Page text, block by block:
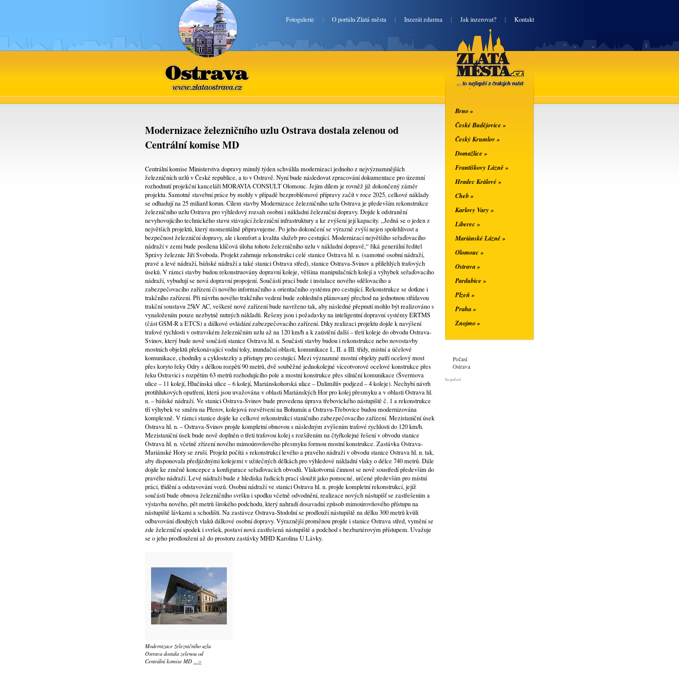
Fotogalerie | O portálu Zlatá města | Inzerát zdarma | Jak inzerovat? | Kontakt
Ostrava
www.zlataostrava.cz
Modernizace železničního uzlu Ostrava dostala zelenou od
Centrální komise MD
Centrální komise Ministerstva dopravy minulý týden schválila modernizaci jednoho z nejvýznamnějších
železničních uzlů v České republice, a to v Ostravě. Nyní bude následovat zpracování dokumentace pro územní
rozhodnutí projekční kanceláří MORAVIA CONSULT Olomouc. Jejím dílem je rovněž již dokončený záměr
projektu. Samotné stavební práce by mohly v případě bezproblémové přípravy začít v roce 2025, celkové náklady
se odhadují na 25 miliard korun. Cílem stavby Modernizace železničního uzlu Ostrava je především rekonstrukce
železničního uzlu Ostrava pro výhledový rozsah osobní i nákladní železniční dopravy. Dojde k odstranění
nevyhovujícího technického stavu stávající železniční infrastruktury a ke zvýšení její kapacity. „Jedná se o jeden z
největších projektů, který momentálně připravujeme. Po jeho dokončení se výrazně zvýší nejen spolehlivost a
bezpečnost železniční dopravy, ale i komfort a kvalita služeb pro cestující. Modernizací největšího seřaďovacího
nádraží v zemi bude posílena klíčová úloha tohoto železničního uzlu v nákladní dopravě,“ říká generální ředitel
Správy železnic Jiří Svoboda. Projekt zahrnuje rekonstrukci celé stanice Ostrava hl. n. (samotné osobní nádraží,
pravé a levé nádraží, báňské nádraží a také stanici Ostrava střed), stanice Ostrava-Svinov a přilehlých traťových
úseků. V rámci stavby budou rekonstruovány dopravní koleje, většina manipulačních kolejí a výhybek seřaďovacího
nádraží, vybudují se nová dopravní propojení. Součástí prací bude i instalace nového sdělovacího a
zabezpečovacího zařízení či nového informačního a orientačního systému pro cestující. Rekonstrukce se dotkne i
trakčního zařízení. Při návrhu nového trakčního vedení bude zohledněn plánovaný přechod na jednotnou střídavou
trakční soustavu 25kV AC, veškeré nové zařízení bude navrženo tak, aby následné přepnutí mohlo být realizováno s
vynaložením pouze nezbytně nutných nákladů. Řešeny jsou i požadavky na inteligentní dopravní systémy ERTMS
(část GSM-R a ETCS) a dálkové ovládání zabezpečovacího zařízení. Díky realizaci projektu dojde k navýšení
traťové rychlosti v ostravském železničním uzlu až na 120 km/h a k zaústění další – třetí koleje do obvodu Ostrava-
Svinov, který bude nově součástí stanice Ostrava hl. n. Součástí stavby budou i rekonstrukce nebo novostavby
mostních objektů překonávající vodní toky, inundační oblasti, komunikace I., II. a III. třídy, místní a účelové
komunikace, chodníky a cyklostezky a přístupy pro cestující. Mezi významné mostní objekty patří ocelový most
přes koryto řeky Odry s délkou rozpětí 90 metrů, dvě souběžné jednokolejné víceotvorové ocelové konstrukce přes
řeku Ostravici s rozpětím 63 metrů rozhodujícího pole a mostní konstrukce přes silniční komunikace (Švermova
ulice – 11 kolejí, Hlučínská ulice – 6 kolejí, Mariánskohorská ulice – Dalimilův podjezd – 4 koleje). Nechybí návrh
protihlukových opatření, která jsou uvažována v oblasti Mariánských Hor pro kolej přesmyku a v oblasti Ostrava hl.
n. – báňské nádraží. Ve stanici Ostrava-Svinov bude provedena úprava třebovického nástupiště č. 1 a rekonstrukce
tří výhybek ve směru na Přerov, kolejová rozvětvení na Bohumín a Ostravu-Třebovice budou modernizována
komplexně. V rámci stanice dojde ke celkové rekonstrukci staničního zabezpečovacího zařízení. Mezistaniční úsek
Ostrava hl. n. – Ostrava-Svinov projde kompletní obnovou s následným zvýšením traťové rychlosti do 120 km/h.
Mezistaniční úsek bude nově doplněn o třetí traťovou kolej s rozšířením na čtyřkolejné řešení v obvodu stanice
Ostrava hl. n. včetně zřízení nového mimoúrovňového přesmyku formou mostní konstrukce. Zastávka Ostrava-
Mariánské Hory se zruší. Projekt počítá s rekonstrukcí levého a pravého nádraží v obvodu stanice Ostrava hl. n. tak,
aby disponovala předjízdnými kolejemi v užitečných délkách pro výhledové nákladní vlaky o délce 740 metrů. Dále
dojde ke změně koncepce a konfigurace seřaďovacích obvodů. Vlakotvorná činnost se nově soustředí především do
pravého nádraží. Levé nádraží bude z hlediska řadicích prací sloužit jako pomocné, určené především pro místní
práci, třídění a odstavování vozů. Osobní nádraží ve stanici Ostrava hl. n. projde kompletní rekonstrukcí, jejíž
součástí bude obnova železničního svršku i spodku včetně odvodnění, realizace nových nástupišť se zastřešením a
výstavba nového, pět metrů širokého podchodu, který nahradí dosavadní způsob mimoúrovňového přístupu na
nástupiště lávkami a schodišti. Na zastávce Ostrava-Stodolní se prodlouží nástupiště na délku 300 metrů kvůli
odbavování dlouhých vlaků dálkové osobní dopravy. Výraznější proměnou projde i stanice Ostrava střed, vymění se
zde železniční spodek i svršek, postaví nová zastřešená nástupiště a podchod s bezbariérovým přístupem. Uvažuje
se o jeho prodloužení až do prostoru zastávky MHD Karolina U Lávky.
Modernizace železničního uzlu
Ostrava dostala zelenou od
Centrální komise MD ...>
Zlatá města
... to nejlepší z
českých měst
Brno »
České Budějovice »
Český Krumlov »
Domažlice »
Františkovy Lázně »
Hradec Králové »
Cheb »
Karlovy Vary »
Liberec »
Mariánské Lázně »
Olomouc »
Ostrava »
Pardubice »
Plzeň »
Praha »
Znojmo »
Počasí
Ostrava
In-počasí